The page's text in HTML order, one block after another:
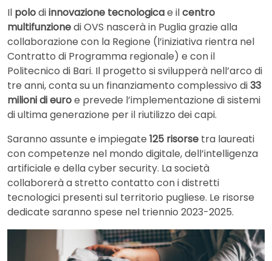
Il polodiinnovazione tecnologicae ilcentro
multifunzionedi OVS nascerà in Puglia grazie alla
collaborazione con la Regione (l’iniziativa rientra nel
Contratto di Programma regionale) e con il
Politecnico di Bari. Il progetto si svilupperà nell’arco di
tre anni, conta su un finanziamento complessivo di33
milioni di euroe prevede l’implementazione di sistemi
di ultima generazione per il riutilizzo dei capi.
Saranno assunte e impiegate 125 risorse tra laureati
con competenze nel mondo digitale, dell’intelligenza
artificiale e della cyber security. La società
collaborerà a stretto contatto con i distretti
tecnologici presenti sul territorio pugliese. Le risorse
dedicate saranno spese nel triennio 2023-2025.